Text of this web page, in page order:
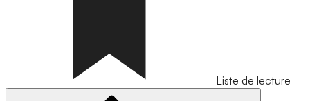
Liste de lecture